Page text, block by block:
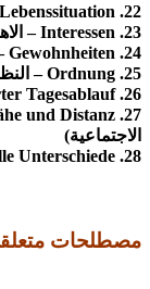
22. Lebenssituation – الوضع المعيشي
23. Interessen – الاهتمامات
24. Gewohnheiten – العادات
25. Ordnung – النظام/التنظيم
26. Strukturierter Tagesablauf – تنظيم جدول اليوم
الاجتماعية)
28. Kulturelle Unterschiede – الفروقات الثقافية
مصطلحات متعلقة